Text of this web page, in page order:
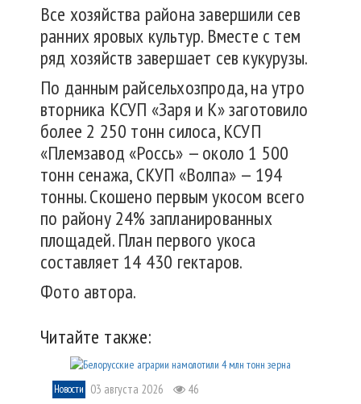
Все хозяйства района завершили сев
ранних яровых культур. Вместе с тем
ряд хозяйств завершает сев кукурузы.
По данным райсельхозпрода, на утро
вторника КСУП «Заря и К» заготовило
более 2 250 тонн силоса, КСУП
«Племзавод «Россь» — около 1 500
тонн сенажа, СКУП «Волпа» — 194
тонны. Скошено первым укосом всего
по району 24% запланированных
площадей. План первого укоса
составляет 14 430 гектаров.
Фото автора.
Читайте также:
Новости 03 августа 2026 46